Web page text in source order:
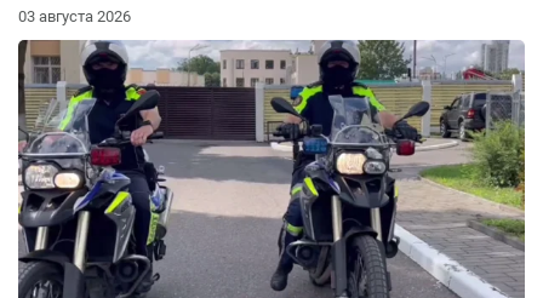
03 августа 2026